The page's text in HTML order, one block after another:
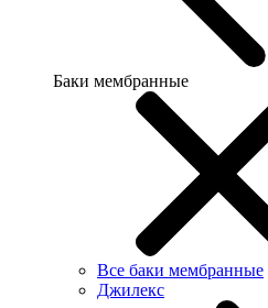
Баки мембранные
Все баки мембранные
Джилекс